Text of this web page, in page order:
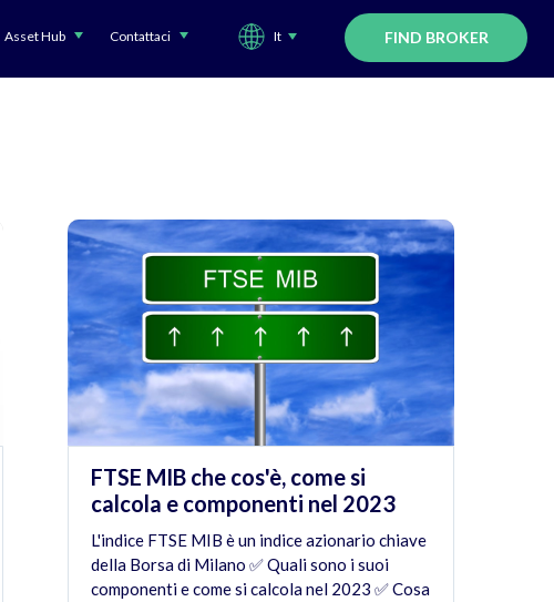
Asset Hub Contattaci It FIND BROKER
FTSE MIB che cos'è, come si
calcola e componenti nel 2023
L'indice FTSE MIB è un indice azionario chiave
della Borsa di Milano ✅ Quali sono i suoi
componenti e come si calcola nel 2023 ✅ Cosa